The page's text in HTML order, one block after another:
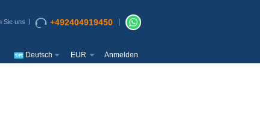
Sie uns +492404919450
Deutsch EUR Anmelden